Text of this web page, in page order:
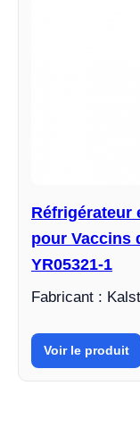
Réfrigérateur
pour Vaccins
YR05321-1
Fabricant :
Voir le produit